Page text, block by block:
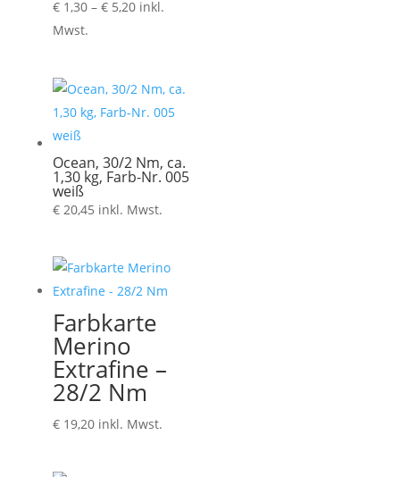
€1,30 – €5,20Preisspanne:
inkl.
Mwst.
Ocean, 30/2 Nm, ca.
1,30 kg, Farb-Nr. 005
weiß
€20,45 inkl. Mwst.
Farbkarte
Merino
Extrafine –
28/2 Nm
€19,20 inkl. Mwst.